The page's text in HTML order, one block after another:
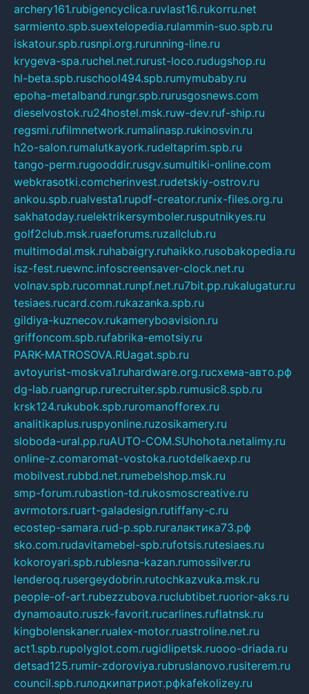
archery161.rubigencyclica.ruvlast16.rukorru.net
sarmiento.spb.suextelopedia.rulammin-suo.spb.ru
iskatour.spb.rusnpi.org.rurunning-line.ru
krygeva-spa.ruchel.net.rurust-loco.rudugshop.ru
hl-beta.spb.ruschool494.spb.rumymubaby.ru
epoha-metalband.rungr.spb.rurusgosnews.com
dieselvostok.ru24hostel.msk.ruw-dev.ruf-ship.ru
regsmi.rufilmnetwork.rumalinasp.rukinosvin.ru
h2o-salon.rumalutkayork.rudeltaprim.spb.ru
tango-perm.rugooddir.rusgv.sumultiki-online.com
webkrasotki.comcherinvest.rudetskiy-ostrov.ru
ankou.spb.rualvesta1.rupdf-creator.runix-files.org.ru
sakhatoday.ruelektrikersymboler.rusputnikyes.ru
golf2club.msk.ruaeforums.ruzallclub.ru
multimodal.msk.ruhabaigry.ruhaikko.rusobakopedia.ru
isz-fest.ruewnc.infoscreensaver-clock.net.ru
volnav.spb.rucomnat.runpf.net.ru7bit.pp.rukalugatur.ru
tesiaes.rucard.com.rukazanka.spb.ru
gildiya-kuznecov.rukameryboavision.ru
griffoncom.spb.rufabrika-emotsiy.ru
PARK-MATROSOVA.RUagat.spb.ru
avtoyurist-moskva1.ruhardware.org.ruсхема-авто.рф
dg-lab.ruangrup.rurecruiter.spb.rumusic8.spb.ru
krsk124.rukubok.spb.ruromanofforex.ru
analitikaplus.ruspyonline.ruzosikamery.ru
sloboda-ural.pp.ruAUTO-COM.SUhohota.netalimy.ru
online-z.comaromat-vostoka.ruotdelkaexp.ru
mobilvest.rubbd.net.rumebelshop.msk.ru
smp-forum.rubastion-td.rukosmoscreative.ru
avrmotors.ruart-galadesign.rutiffany-c.ru
ecostep-samara.rud-p.spb.ruгалактика73.рф
sko.com.rudavitamebel-spb.rufotsis.rutesiaes.ru
kokoroyari.spb.rublesna-kazan.rumossilver.ru
lenderoq.rusergeydobrin.rutochkazvuka.msk.ru
people-of-art.rubezzubova.ruclubtibet.ruorior-aks.ru
dynamoauto.ruszk-favorit.rucarlines.ruflatnsk.ru
kingbolenskaner.rualex-motor.ruastroline.net.ru
act1.spb.rupolyglot.com.rugidlipetsk.ruooo-driada.ru
detsad125.rumir-zdoroviya.rubruslanovo.rusiterem.ru
council.spb.ruлодкипатриот.рфkafekolizey.ru